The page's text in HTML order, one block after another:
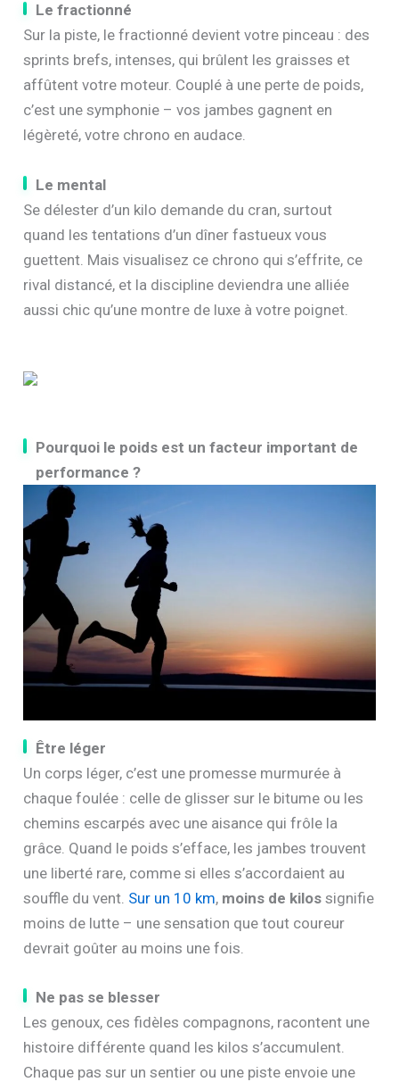
Le fractionné
Sur la piste, le fractionné devient votre pinceau : des
sprints brefs, intenses, qui brûlent les graisses et
affûtent votre moteur. Couplé à une perte de poids,
c’est une symphonie – vos jambes gagnent en
légèreté, votre chrono en audace.
Le mental
Se délester d’un kilo demande du cran, surtout
quand les tentations d’un dîner fastueux vous
guettent. Mais visualisez ce chrono qui s’effrite, ce
rival distancé, et la discipline deviendra une alliée
aussi chic qu’une montre de luxe à votre poignet.
Pourquoi le poids est un facteur important de
performance ?
Être léger
Un corps léger, c’est une promesse murmurée à
chaque foulée : celle de glisser sur le bitume ou les
chemins escarpés avec une aisance qui frôle la
grâce. Quand le poids s’efface, les jambes trouvent
une liberté rare, comme si elles s’accordaient au
souffle du vent. Sur un 10 km, moins de kilos signifie
moins de lutte – une sensation que tout coureur
devrait goûter au moins une fois.
Ne pas se blesser
Les genoux, ces fidèles compagnons, racontent une
histoire différente quand les kilos s’accumulent.
Chaque pas sur un sentier ou une piste envoie une